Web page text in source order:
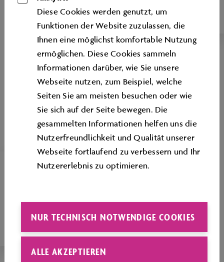
Forscherinnen
FÜHRUNGEN FÜR GRUPPEN
als Gruppe.
Diese Cookies werden genutzt, um
Funktionen der Website zuzulassen, die
Ihnen eine möglichst komfortable Nutzung
ermöglichen. Diese Cookies sammeln
Informationen darüber, wie Sie unsere
Webseite nutzen, zum Beispiel, welche
Seiten Sie am meisten besuchen oder wie
Sie sich auf der Seite bewegen. Die
gesammelten Informationen helfen uns die
Nutzerfreundlichkeit und Qualität unserer
Webseite fortlaufend zu verbessern und Ihr
Nutzererlebnis zu optimieren.
NUR TECHNISCH NOTWENDIGE COOKIES
ALLE AKZEPTIEREN